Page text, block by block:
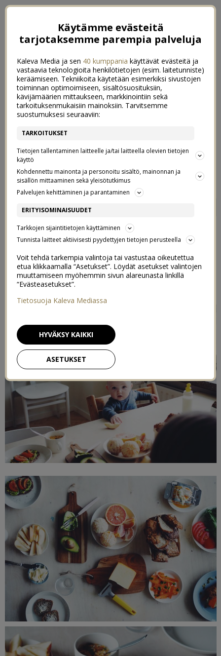
KOKO PERHEEN
VATSAYSTÄVÄLLISET
17/02/2019
Toteutettu kaupallisessa yhteistyössäFazer Leipomot Oy
kanssa
Postaus sisältää arvonnan!
Käytämme evästeitä
tarjotaksemme parempia palveluja
Kaleva Media ja sen 40 kumppania käyttävät evästeitä ja
vastaavia teknologioita henkilötietojen (esim. laitetunniste)
keräämiseen. Tekniikoita käytetään esimerkiksi sivustojen
toiminnan optimoimiseen, sisältösuosituksiin,
kävijämäärien mittaukseen, markkinointiin sekä
tarkoituksenmukaisiin mainoksiin. Tarvitsemme
suostumuksesi seuraaviin:
TARKOITUKSET
Tietojen tallentaminen laitteelle ja/tai laitteella olevien tietojen
käyttö
Kohdennettu mainonta ja personoitu sisältö, mainonnan ja
sisällön mittaaminen sekä yleisötutkimus
Palvelujen kehittäminen ja parantaminen
ERITYISOMINAISUUDET
Tarkkojen sijaintitietojen käyttäminen
Tunnista laitteet aktiivisesti pyydettyjen tietojen perusteella
Voit tehdä tarkempia valintoja tai vastustaa oikeutettua
etua klikkaamalla “Asetukset”. Löydät asetukset valintojen
muuttamiseen myöhemmin sivun alareunasta linkillä
“Evästeasetukset”.
Tietosuoja Kaleva Mediassa
ASETUKSET
HYVÄKSY KAIKKI